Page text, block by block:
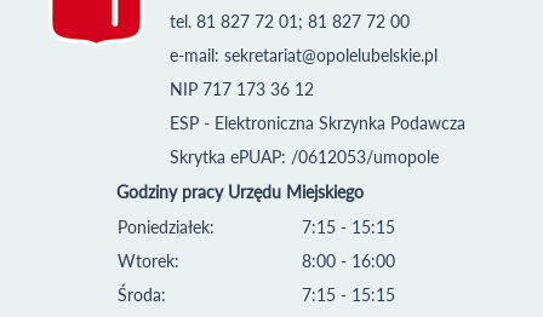
tel. 81 827 72 01; 81 827 72 00
e-mail: sekretariat@opolelubelskie.pl
NIP 717 173 36 12
ESP - Elektroniczna Skrzynka Podawcza
Skrytka ePUAP: /0612053/umopole
Godziny pracy Urzędu Miejskiego
Poniedziałek:
Wtorek:
Środa:
7:15 - 15:15
8:00 - 16:00
7:15 - 15:15